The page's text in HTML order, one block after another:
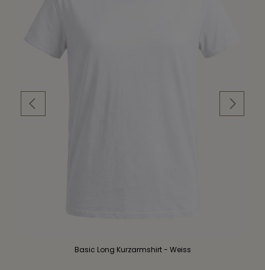
Basic Long Kurzarmshirt - Weiss